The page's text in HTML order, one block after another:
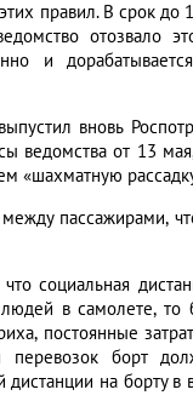
правил. В срок
отозвало
и
вновь
ведомства от 13
«шахматную
пассажирами,
социальная
в самолете,
постоянные
перевозок борт
дистанции на борту